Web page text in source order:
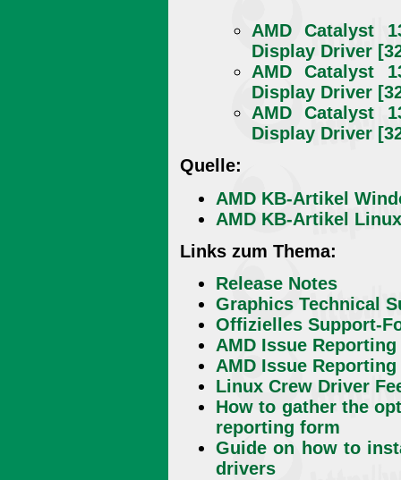
AMD Catalyst
Display Driver
AMD Catalyst
Display Driver
AMD Catalyst
Display Driver
Quelle:
AMD KB-Artikel
AMD KB-Artikel Linux
Links zum Thema:
Release Notes
Graphics Technical
Offizielles Support-
AMD Issue
AMD Issue
Linux Crew Driver
How to gather the
reporting form
Guide on how to
drivers